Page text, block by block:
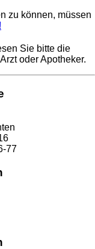
zu können, müssen
Sie bitte die
oder Apotheker.
77